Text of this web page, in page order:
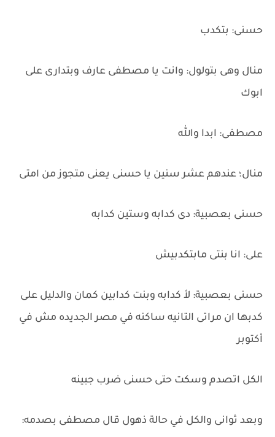
حسنى: بتكدب
منال وهى بتولول: وانت يا مصطفى عارف وبتدارى على
ابوك
مصطفى: ابدا والله
منال؛ عندهم عشر سنين يا حسنى يعنى متجوز من امتى
حسنى بعصبية: دى كدابه وستين كدابه
على: انا بنتى مابتكدبيش
حسنى بعصبية: لأ كدابه وبنت كدابين كمان والدليل على
كدبها ان مراتى التانيه ساكنه في مصر الجديده مش في
أكتوبر
الكل اتصدم وسكت حتى حسنى ضرب جبينه
وبعد ثوانى والكل في حالة ذهول قال مصطفى بصدمه: